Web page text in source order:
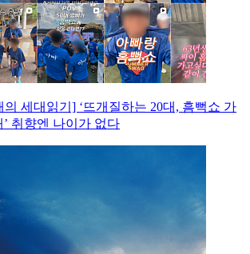
의 세대읽기] ‘뜨개질하는 20대, 흠뻑쇼 가
’ 취향엔 나이가 없다